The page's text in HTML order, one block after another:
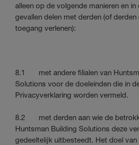
alleen op de volgende manieren en
gevallen delen met derden (of
toegang verlenen):
8.1 met andere filialen van
Solutions voor de doeleinden die in
Privacyverklaring worden vermeld.
8.2 met derden aan wie de
Huntsman Building Solutions deze
gedeeltelijk uitbesteedt. Het doel